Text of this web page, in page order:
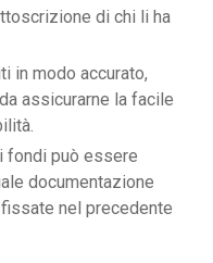
di chi li ha
in modo accurato,
assicurarne la facile
fondi può essere
documentazione
nel precedente